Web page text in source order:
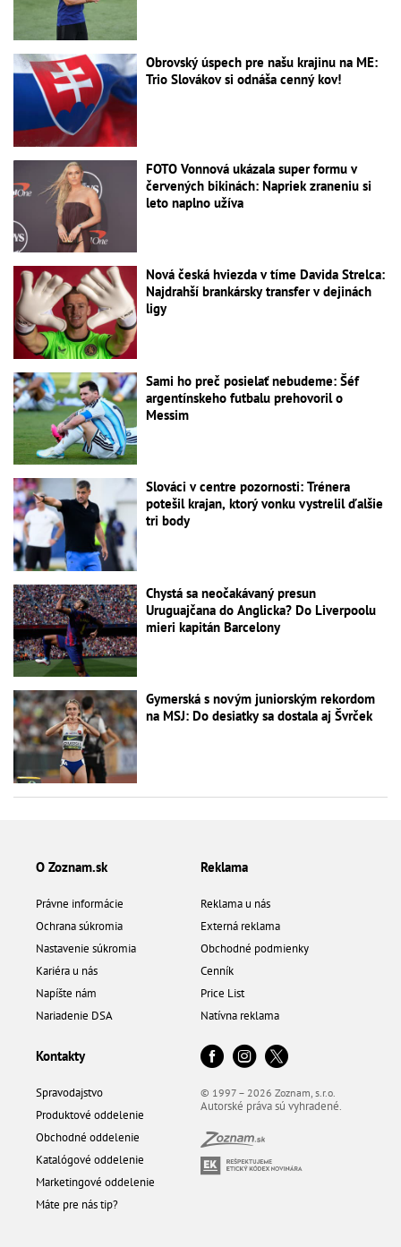
Obrovský úspech pre našu krajinu na ME:
Trio Slovákov si odnáša cenný kov!
FOTO Vonnová ukázala super formu v
červených bikinách: Napriek zraneniu si
leto naplno užíva
Nová česká hviezda v tíme Davida Strelca:
Najdrahší brankársky transfer v dejinách
ligy
Sami ho preč posielať nebudeme: Šéf
argentínskeho futbalu prehovoril o
Messim
Slováci v centre pozornosti: Trénera
potešil krajan, ktorý vonku vystrelil ďalšie
tri body
Chystá sa neočakávaný presun
Uruguajčana do Anglicka? Do Liverpoolu
mieri kapitán Barcelony
Gymerská s novým juniorským rekordom
na MSJ: Do desiatky sa dostala aj Švrček
O Zoznam.sk
Právne informácie
Ochrana súkromia
Nastavenie súkromia
Kariéra u nás
Napíšte nám
Nariadenie DSA
Reklama
Reklama u nás
Externá reklama
Obchodné podmienky
Cenník
Price List
Natívna reklama
Kontakty
Spravodajstvo
Produktové oddelenie
Obchodné oddelenie
Katalógové oddelenie
Marketingové oddelenie
Máte pre nás tip?
© 1997 – 2026 Zoznam, s.r.o.
Autorské práva sú vyhradené.